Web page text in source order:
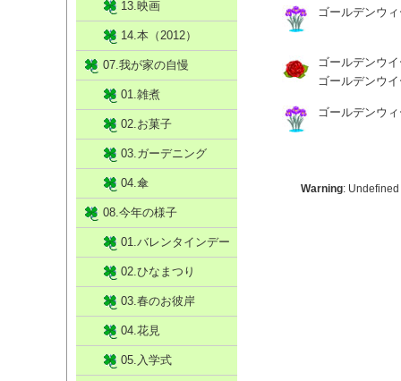
ゴールデンウ
ゴールデンウ
ゴールデンウ
ゴールデンウ
Warning:
13.映画
14.本（2012）
07.我が家の自慢
01.雑煮
02.お菓子
03.ガーデニング
04.傘
08.今年の様子
01.バレンタインデー
02.ひなまつり
03.春のお彼岸
04.花見
05.入学式